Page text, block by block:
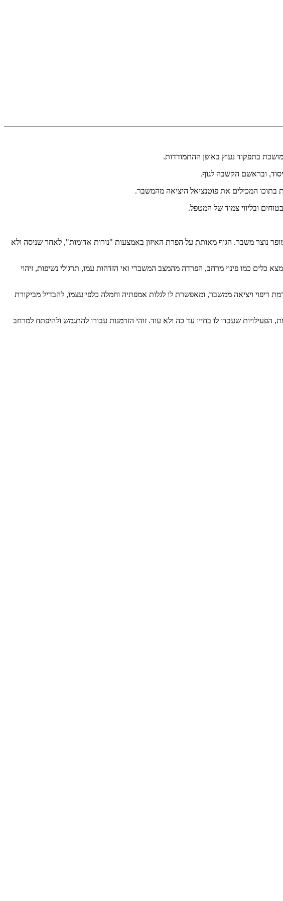
בתפקוד נעוץ באופן ההתמודדות.
ובראשם הקשבה לגוף.
המכילים את פוטנציאל היציאה מהמשבר.
ובליווי צמוד של המטפל.
נוצר משבר. הגוף מאותת על הפרת האיזון באמצעות "נורות אדומות", לאחר שניסה ולא
כמו פינוי מרחב, הפרדה מהמצב המשברי ואי הזדהות עמו, תרגולי נשיפות, זיהוי
ויציאה ממשבר, ומאפשרת לו לגלות אמפתיה וחמלה כלפי עצמו, להבדיל מביקורת
שעבדו לו בחייו עד כה ולא עוד. זוהי הזדמנות עבורו להתגמש ולהיפתח למרחב